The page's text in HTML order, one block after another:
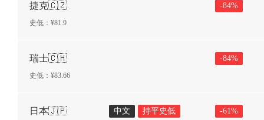
捷克🇨🇿 -84%
史低：¥81.9
瑞士🇨🇭 -84%
史低：¥83.66
日本🇯🇵 中文 持平史低 -61%